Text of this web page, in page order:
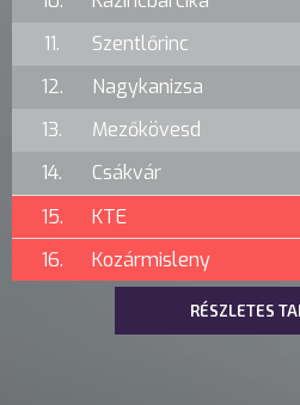
11.
Szentlőrinc
12.
Nagykanizsa
13.
Mezőkövesd
14.
Csákvár
15.
KTE
16.
Kozármisleny
RÉSZLETES